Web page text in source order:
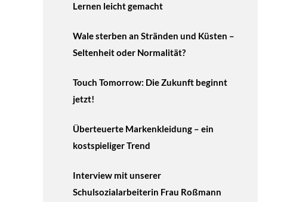
Lernen leicht gemacht
Wale sterben an Stränden und Küsten –
Seltenheit oder Normalität?
Touch Tomorrow: Die Zukunft beginnt
jetzt!
Überteuerte Markenkleidung – ein
kostspieliger Trend
Interview mit unserer
Schulsozialarbeiterin Frau Roßmann